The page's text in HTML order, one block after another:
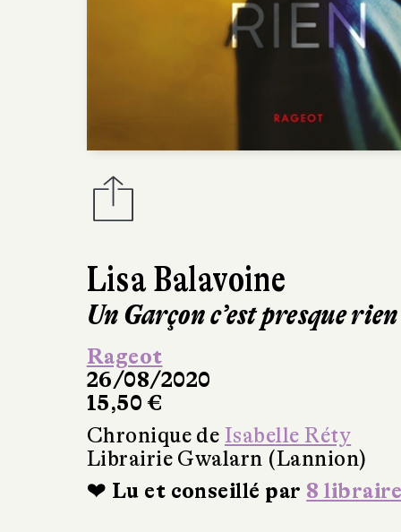
Lisa Balavoine
Un Garçon c’est presque rien
Rageot
26/08/2020
15,50 €
Chronique de Isabelle Réty
Librairie Gwalarn (Lannion)
❤ Lu et conseillé par 8